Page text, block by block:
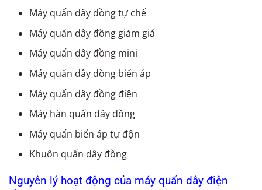
Máy quấn dây đồng tự chế
Máy quấn dây đồng giảm giá
Máy quấn dây đồng mini
Máy quấn dây đồng biến áp
Máy quấn dây đồng điện
Máy hàn quấn dây đồng
Máy quấn biến áp tự độn
Khuôn quấn dây đồng
Nguyên lý hoạt động của máy quấn dây điện